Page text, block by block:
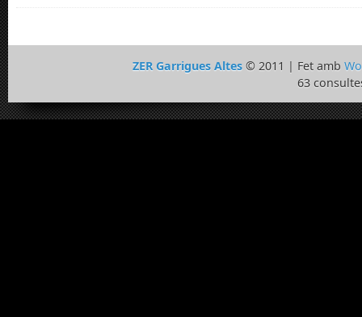
ZER Garrigues Altes © 2011 | Fet amb
63